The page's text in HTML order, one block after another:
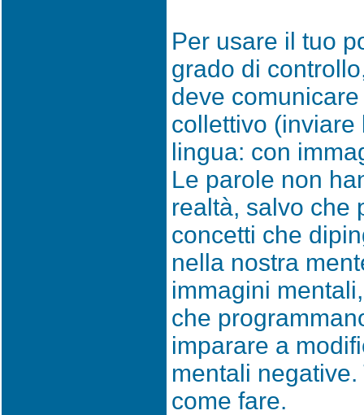
Per usare il tuo
grado di
deve
collettivo (inviare
lingua: con
Le parole non
realtà, salvo che
concetti che
nella nostra
immagini
che
imparare a
mentali
come fare.